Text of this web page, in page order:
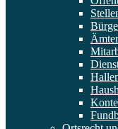
Ämter